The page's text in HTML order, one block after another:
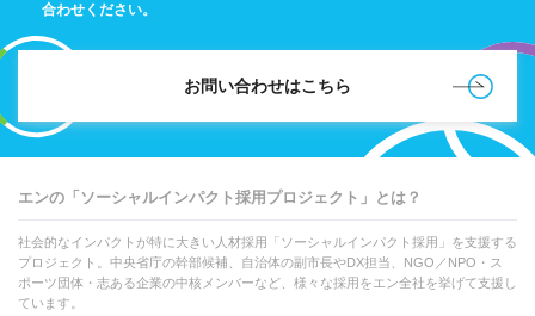
合わせください。
お問い合わせはこちら
エンの「ソーシャルインパクト採用プロジェクト」とは？
社会的なインパクトが特に大きい人材採用「ソーシャルインパクト採用」を支援する
プロジェクト。中央省庁の幹部候補、自治体の副市長やDX担当、NGO／NPO・ス
ポーツ団体・志ある企業の中核メンバーなど、様々な採用をエン全社を挙げて支援し
ています。